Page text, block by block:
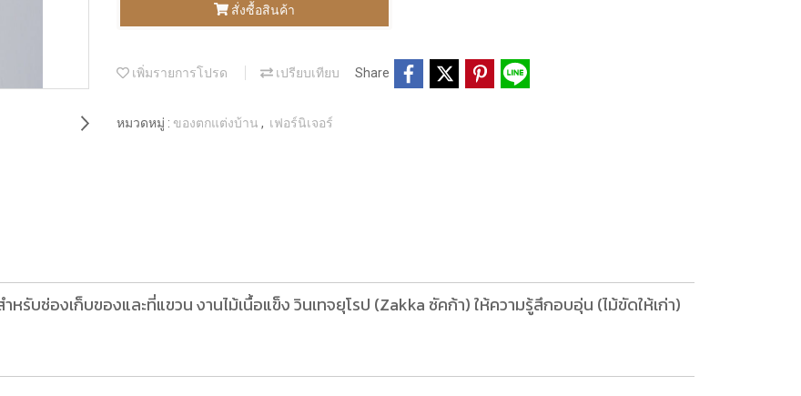
สั่งซื้อสินค้า
เพิ่มรายการโปรด เปรียบเทียบ Share
หมวดหมู่ : ของตกแต่งบ้าน , เฟอร์นิเจอร์
บช่องเก็บของและที่แขวน งานไม้เนื้อแข็ง วินเทจยุโรป (Zakka ซัคก้า) ให้ความรู้สึกอบอุ่น (ไม้ขัดให้เก่า)